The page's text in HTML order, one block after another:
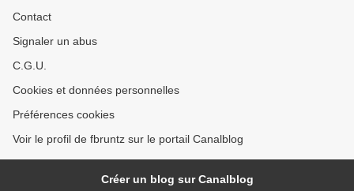
Contact
Signaler un abus
C.G.U.
Cookies et données personnelles
Préférences cookies
Voir le profil de fbruntz sur le portail Canalblog
Créer un blog sur Canalblog